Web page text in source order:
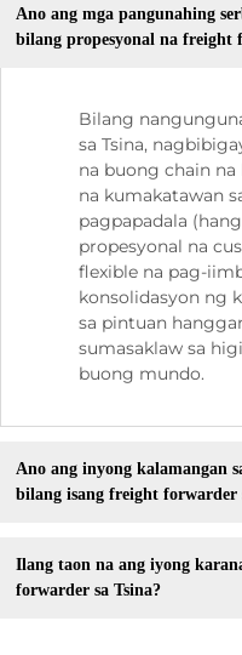
Ano ang mga pangunahing
bilang propesyonal na freight
Bilang
sa Tsina,
na buong chain
na kumakatawan
pagpapadala
propesyonal na
flexible na pag-
konsolidasyon ng
sa pintuan
sumasaklaw sa
buong mundo.
Ano ang inyong kalamangan
bilang isang freight forwarder
Ilang taon na ang iyong
forwarder sa Tsina?